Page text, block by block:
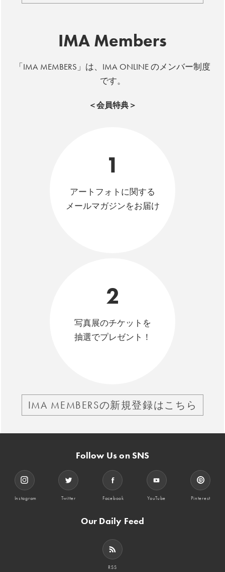
IMA Members
「IMA MEMBERS」は、IMA ONLINE のメンバー制度
です。
＜会員特典＞
1
アートフォトに関する
メールマガジンをお届け
2
写真展のチケットを
抽選でプレゼント！
IMA MEMBERSの新規登録はこちら
Follow Us on SNS
Instagram Twitter Facebook YouTube Pinterest
Our Daily Feed
RSS